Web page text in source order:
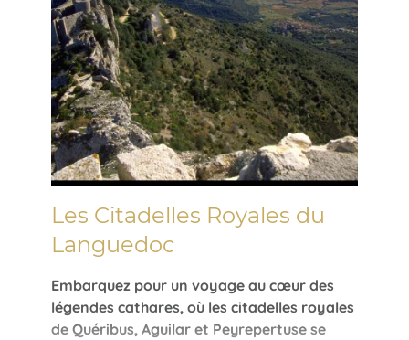
Les Citadelles Royales du
Languedoc
Embarquez pour un voyage au cœur des
légendes cathares, où les citadelles royales
de Quéribus, Aguilar et Peyrepertuse se